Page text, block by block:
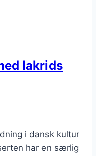
lakrids
i dansk kultur
har en særlig